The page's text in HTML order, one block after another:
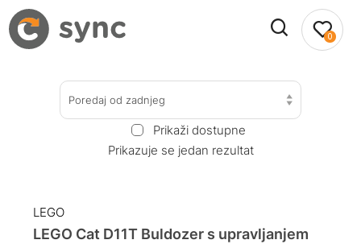
0
Poredaj od zadnjeg
Prikaži dostupne
Prikazuje se jedan rezultat
LEGO
LEGO Cat D11T Buldozer s upravljanjem